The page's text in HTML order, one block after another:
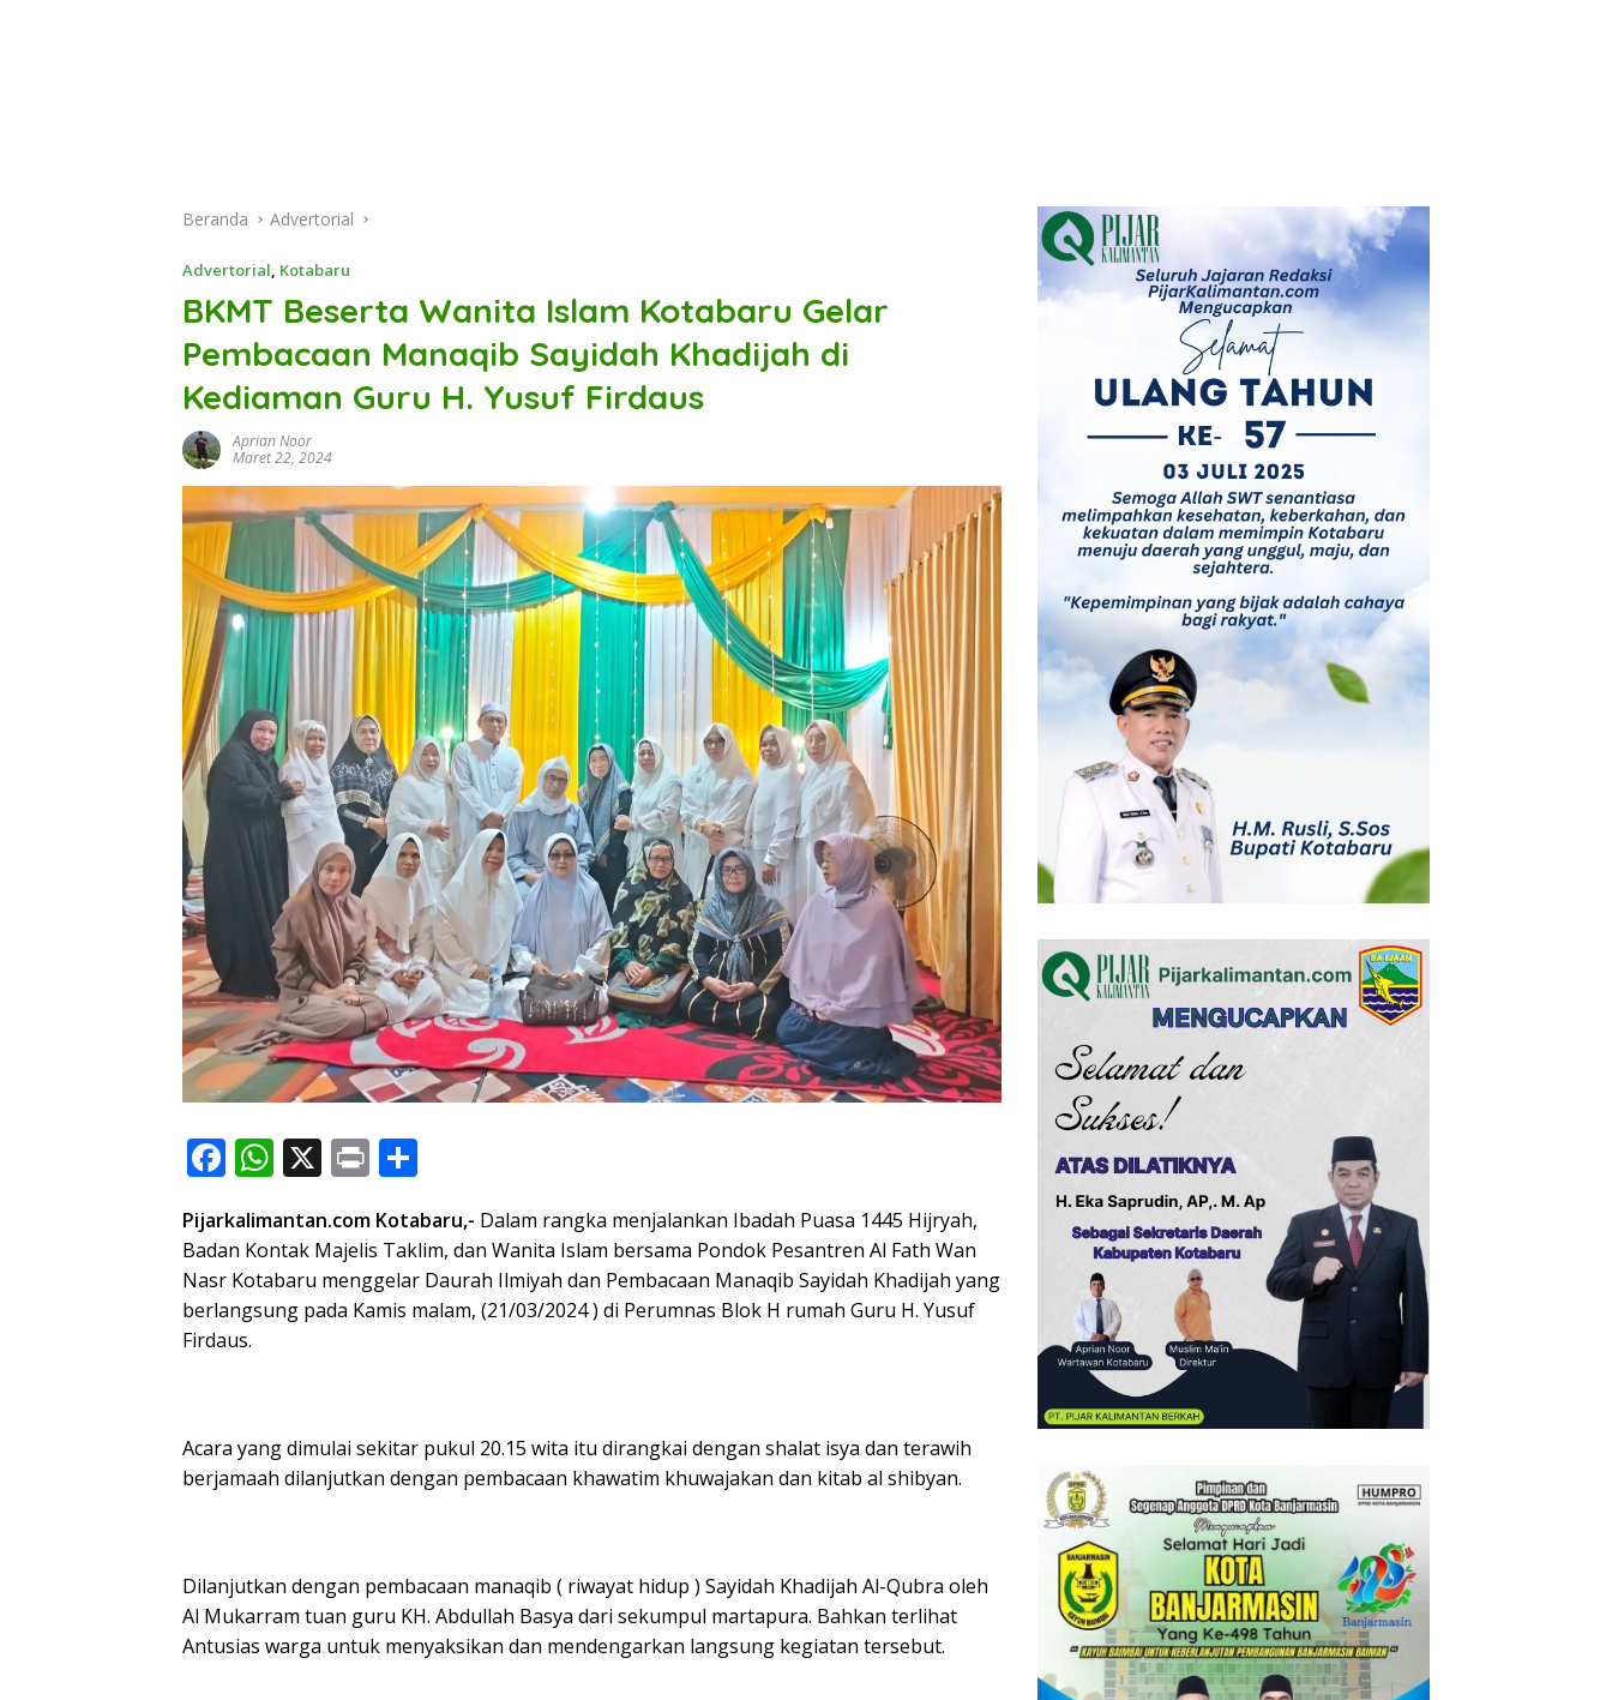
Beranda Advertorial
Advertorial, Kotabaru
BKMT Beserta Wanita Islam Kotabaru Gelar
Pembacaan Manaqib Sayidah Khadijah di
Kediaman Guru H. Yusuf Firdaus
Aprian Noor
Maret 22, 2024
F
e
b
o
o
W
at
s
A
X Pr
t ar
e
Pijarkalimantan.com Kotabaru,- Dalam rangka menjalankan Ibadah Puasa 1445 Hijryah,
Badan Kontak Majelis Taklim, dan Wanita Islam bersama Pondok Pesantren Al Fath Wan
Nasr Kotabaru menggelar Daurah Ilmiyah dan Pembacaan Manaqib Sayidah Khadijah yang
berlangsung pada Kamis malam, (21/03/2024 ) di Perumnas Blok H rumah Guru H. Yusuf
Firdaus.
Acara yang dimulai sekitar pukul 20.15 wita itu dirangkai dengan shalat isya dan terawih
berjamaah dilanjutkan dengan pembacaan khawatim khuwajakan dan kitab al shibyan.
Dilanjutkan dengan pembacaan manaqib ( riwayat hidup ) Sayidah Khadijah Al-Qubra oleh
Al Mukarram tuan guru KH. Abdullah Basya dari sekumpul martapura. Bahkan terlihat
Antusias warga untuk menyaksikan dan mendengarkan langsung kegiatan tersebut.